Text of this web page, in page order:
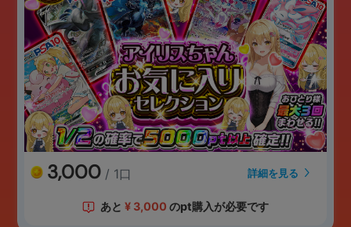
3,000 / 1口 詳細を見る
あと ¥ 3,000 のpt購入が必要です